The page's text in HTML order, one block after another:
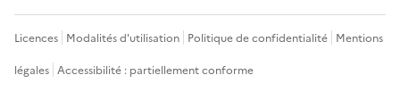
Licences Modalités d'utilisation Politique de confidentialité Mentions
légales Accessibilité : partiellement conforme